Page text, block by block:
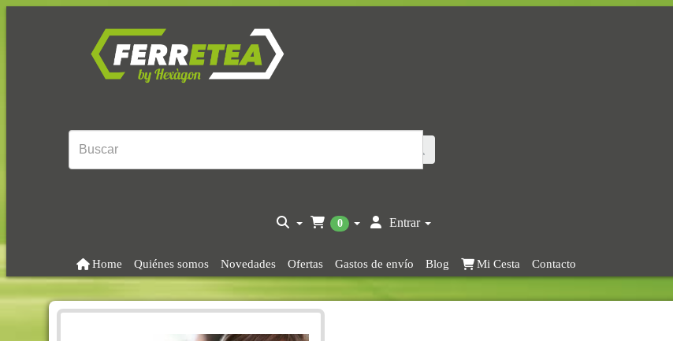
0 Entrar
Home Quiénes somos Novedades Ofertas Gastos de envío Blog Mi Cesta Contacto